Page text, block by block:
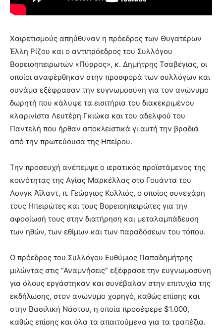
Χαιρετισμούς απηύθυναν η πρόεδρος των Θυγατέρων
Έλλη Ρίζου και ο αντιπρόεδρος του Συλλόγου
Βορειοηπειρωτών «Πύρρος», κ. Δημήτρης Τσαβέγιας, οι
οποίοι αναφέρθηκαν στην προσφορά των συλλόγων και
συνάμα εξέφρασαν την ευγνωμοσύνη για τον ανώνυμο
δωρητή που κάλυψε τα εισιτήρια του διακεκριμένου
κλαρινίστα Λευτέρη Γκιώκα και του αδελφού του
Παντελή που ήρθαν αποκλειστικά γι αυτή την βραδιά
από την πρωτεύουσα της Ηπείρου.
Την προσευχή ανέπεμψε ο ιερατικός προϊστάμενος της
κοινότητας της Αγίας Μαρκέλλας στο Γουάντα του
Λονγκ Άϊλαντ, π. Γεώργιος Κολλιός, ο οποίος συνεχάρη
τους Ηπειρώτες και τους Βορειοηπειρώτες για την
αφοσίωσή τους στην διατήρηση και μεταλαμπάδευση
των ηθών, των εθίμων και των παραδόσεων του τόπου.
Ο πρόεδρος του Συλλόγου Ευθύμιος Παπαδημήτρης
μιλώντας στις “Αναμνήσεις” εξέφρασε την ευγνωμοσύνη
για όλους εργάστηκαν και συνέβαλαν στην επιτυχία της
εκδήλωσης, στον ανώνυμο χορηγό, καθώς επίσης και
στην Βασιλική Νάστου, η οποία προσέφερε $1.000,
καθώς επίσης και όλα τα απαιτούμενα για τα τραπέζια.